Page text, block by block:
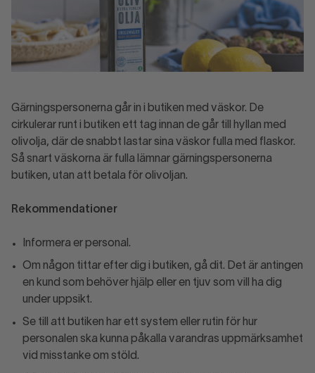
Gärningspersonerna går in i butiken med väskor. De
cirkulerar runt i butiken ett tag innan de går till hyllan med
olivolja, där de snabbt lastar sina väskor fulla med flaskor.
Så snart väskorna är fulla lämnar gärningspersonerna
butiken, utan att betala för olivoljan.
Rekommendationer
Informera er personal.
Om någon tittar efter dig i butiken, gå dit. Det är antingen
en kund som behöver hjälp eller en tjuv som vill ha dig
under uppsikt.
Se till att butiken har ett system eller rutin för hur
personalen ska kunna påkalla varandras uppmärksamhet
vid misstanke om stöld.